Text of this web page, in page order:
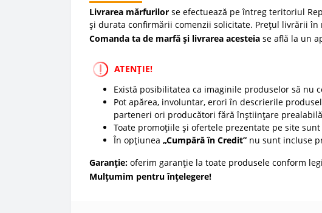
Livrarea mărfurilor se efectuează pe întreg teritoriul
și durata confirmării comenzii solicitate. Prețul livrării în
Comanda ta de marfă și livrarea acesteia se află la un
ATENȚIE!
Există posibilitatea ca imaginile produselor să nu
Pot apărea, involuntar, erori în descrierile
parteneri ori producători fără înștiințare
Toate promoțiile și ofertele prezentate pe site
În opțiunea „Cumpără în Credit” nu sunt incluse
Garanție: oferim garanție la toate produsele conform
Mulțumim pentru înțelegere!